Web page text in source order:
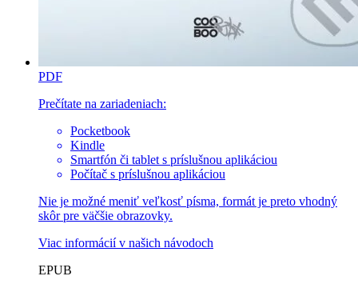
PDF
Prečítate na zariadeniach:
Pocketbook
Kindle
Smartfón či tablet s príslušnou aplikáciou
Počítač s príslušnou aplikáciou
Nie je možné meniť veľkosť písma, formát je preto vhodný
skôr pre väčšie obrazovky.
Viac informácií v našich návodoch
EPUB